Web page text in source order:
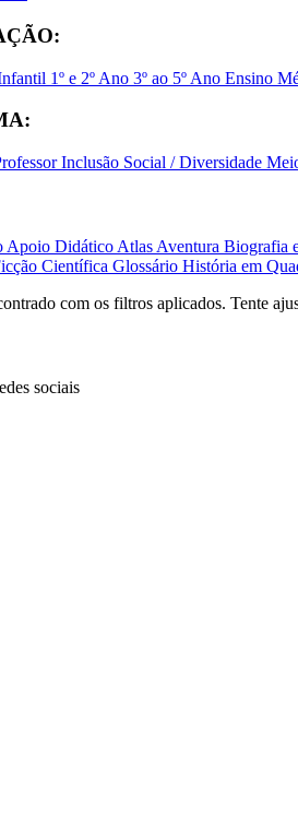
1º e 2º Ano 3º ao 5º Ano Ensino
Inclusão Social / Diversidade
Apoio DidáticoAtlasAventura Biografia
Científica Glossário História em
com os filtros aplicados. Tente
sociais